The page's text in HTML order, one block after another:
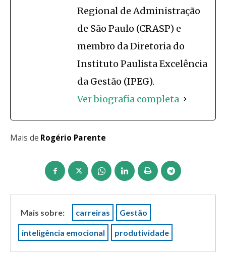
Regional de Administração
de São Paulo (CRASP) e
membro da Diretoria do
Instituto Paulista Excelência
da Gestão (IPEG).
Ver biografia completa
Mais de Rogério Parente
Mais sobre: carreiras Gestão
inteligência emocional produtividade